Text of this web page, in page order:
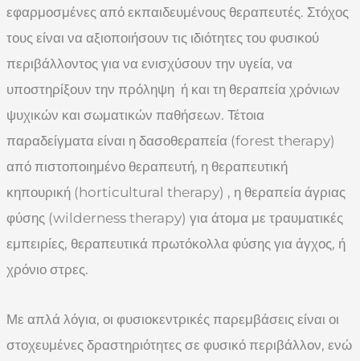
εφαρμοσμένες από εκπαιδευμένους θεραπευτές. Στόχος
τους είναι να αξιοποιήσουν τις ιδιότητες του φυσικού
περιβάλλοντος για να ενισχύσουν την υγεία, να
υποστηρίξουν την πρόληψη ή και τη θεραπεία χρόνιων
ψυχικών και σωματικών παθήσεων. Τέτοια
παραδείγματα είναι η δασοθεραπεία (forest therapy)
από πιστοποιημένο θεραπευτή, η θεραπευτική
κηπουρική (horticultural therapy) , η θεραπεία άγριας
φύσης (wilderness therapy) για άτομα με τραυματικές
εμπειρίες, θεραπευτικά πρωτόκολλα φύσης για άγχος, ή
χρόνιο στρες.
Με απλά λόγια, οι φυσιοκεντρικές παρεμβάσεις είναι οι
στοχευμένες δραστηριότητες σε φυσικό περιβάλλον, ενώ